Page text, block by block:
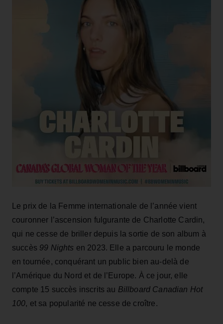
Le prix de la Femme internationale de l’année vient
couronner l’ascension fulgurante de Charlotte Cardin,
qui ne cesse de briller depuis la sortie de son album à
succès 99 Nights en 2023. Elle a parcouru le monde
en tournée, conquérant un public bien au-delà de
l’Amérique du Nord et de l’Europe. À ce jour, elle
compte 15 succès inscrits au Billboard Canadian Hot
100, et sa popularité ne cesse de croître.